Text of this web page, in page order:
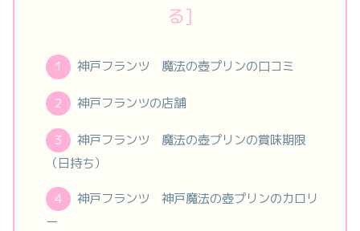
神戸フランツ 魔法の壺プリンの口コミ
神戸フランツの店舗
神戸フランツ 魔法の壺プリンの賞味期限
（日持ち）
神戸フランツ 神戸魔法の壺プリンのカロリ
ー